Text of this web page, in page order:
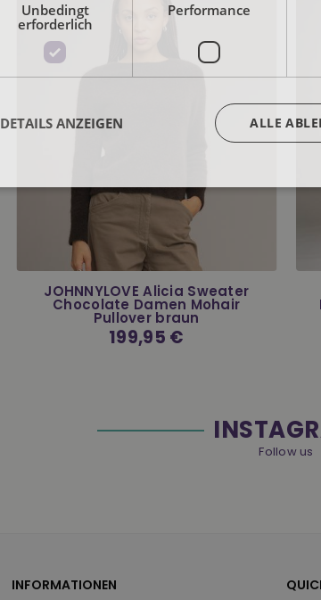
JOHNNYLOVE Alicia Sweater
Chocolate Damen Mohair
Pullover braun
Normaler
Preis
199,95 €
Follow us
INFORMATIONEN
Unbedingt
erforderlich
Performance
ALLE
DETAILS ANZEIGEN